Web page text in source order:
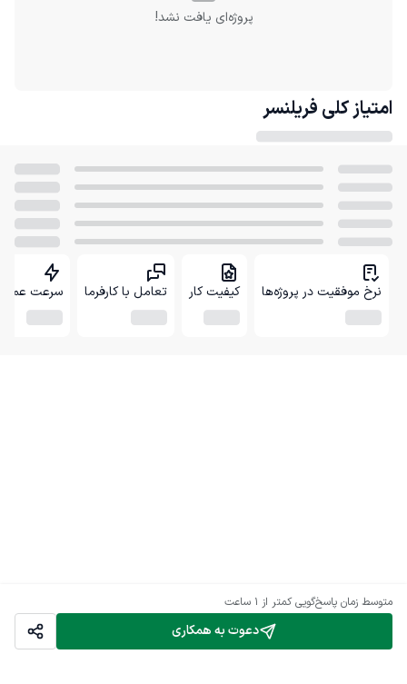
دعوت به همکاری
متوسط زمان پاسخ‌گویی کمتر از 1 ساعت
پروژه‌ای یافت نشد!
امتیاز کلی فریلنسر
نرخ موفقیت در پروژه‌ها کیفیت کار تعامل با کارفرما سرعت عمل